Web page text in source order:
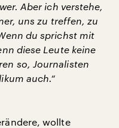
Aber ich verstehe,
uns zu treffen, zu
du sprichst mit
diese Leute keine
so, Journalisten
auch.“
wollte